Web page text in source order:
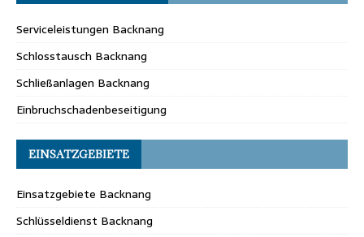
Serviceleistungen Backnang
Schlosstausch Backnang
Schließanlagen Backnang
Einbruchschadenbeseitigung
EINSATZGEBIETE
Einsatzgebiete Backnang
Schlüsseldienst Backnang